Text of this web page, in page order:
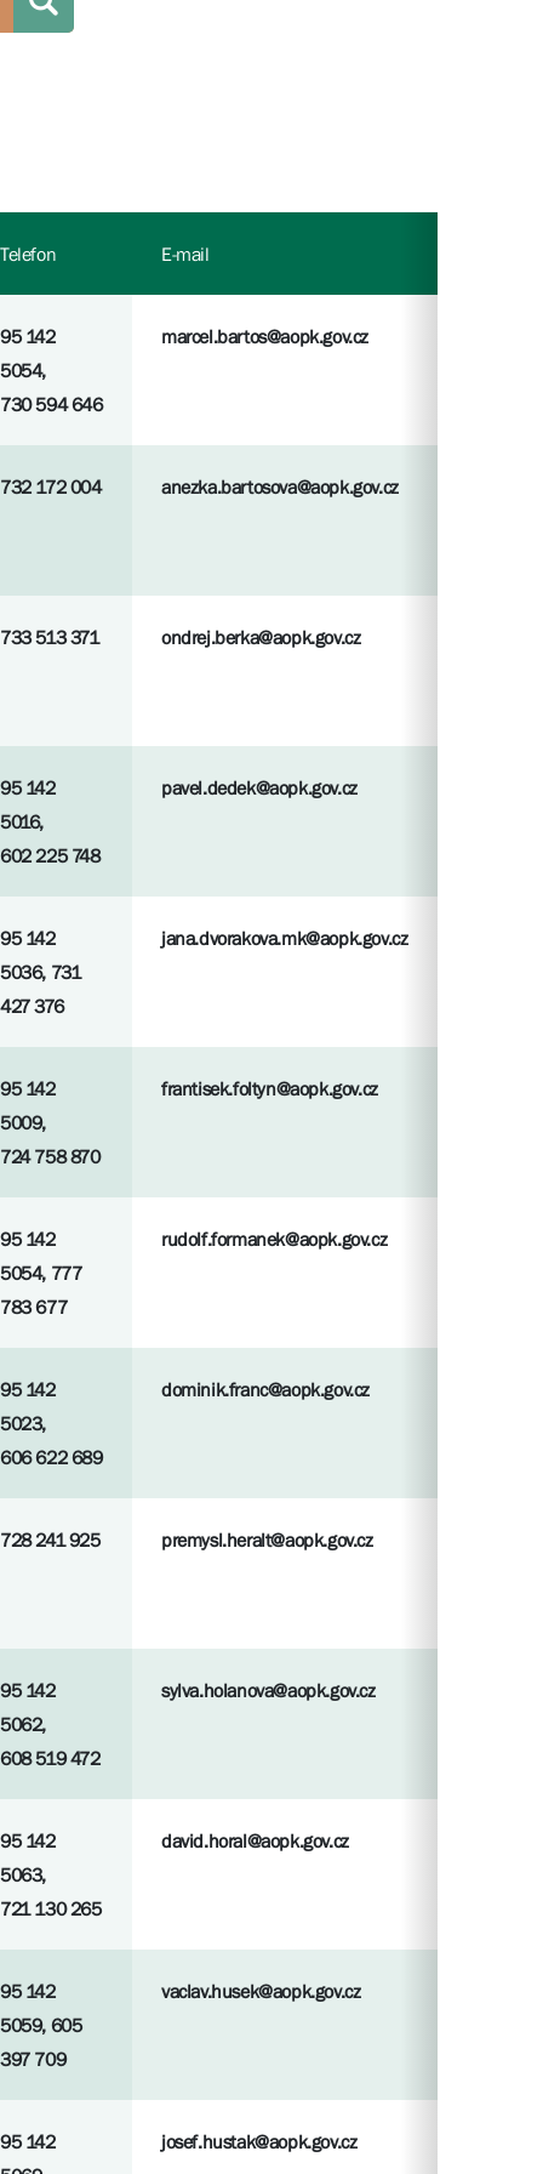
Telefon E-mail
95 142
5054,
730 594 646
marcel.bartos@aopk.gov.cz
732 172 004 anezka.bartosova@aopk.gov.cz
733 513 371 ondrej.berka@aopk.gov.cz
95 142
5016,
602 225 748
pavel.dedek@aopk.gov.cz
95 142
5036, 731
427 376
jana.dvorakova.mk@aopk.gov.cz
95 142
5009,
724 758 870
frantisek.foltyn@aopk.gov.cz
95 142
5054, 777
783 677
rudolf.formanek@aopk.gov.cz
95 142
5023,
606 622 689
dominik.franc@aopk.gov.cz
728 241 925 premysl.heralt@aopk.gov.cz
95 142
5062,
608 519 472
sylva.holanova@aopk.gov.cz
95 142
5063,
721 130 265
david.horal@aopk.gov.cz
95 142
5059, 605
397 709
vaclav.husek@aopk.gov.cz
95 142
josef.hustak@aopk.gov.cz